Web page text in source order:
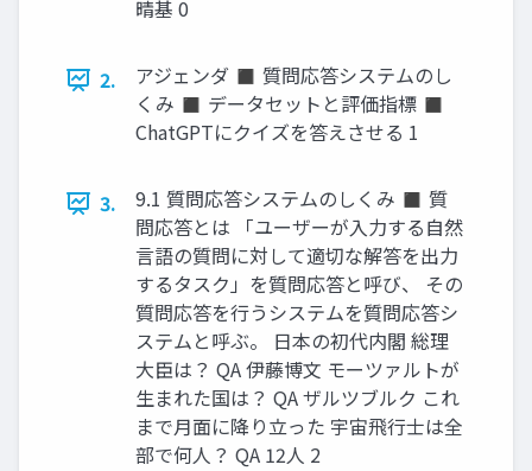
晴基 0
2.
アジェンダ ◼ 質問応答システムのし
くみ ◼ データセットと評価指標 ◼
ChatGPTにクイズを答えさせる 1
3.
9.1 質問応答システムのしくみ ◼ 質
問応答とは 「ユーザーが入力する自然
言語の質問に対して適切な解答を出力
するタスク」を質問応答と呼び、 その
質問応答を行うシステムを質問応答シ
ステムと呼ぶ。 日本の初代内閣 総理
大臣は？ QA 伊藤博文 モーツァルトが
生まれた国は？ QA ザルツブルク これ
まで月面に降り立った 宇宙飛行士は全
部で何人？ QA 12人 2